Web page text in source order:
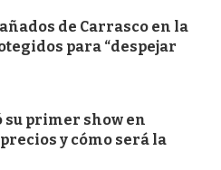
de Carrasco en la
para “despejar
primer show en
y cómo será la